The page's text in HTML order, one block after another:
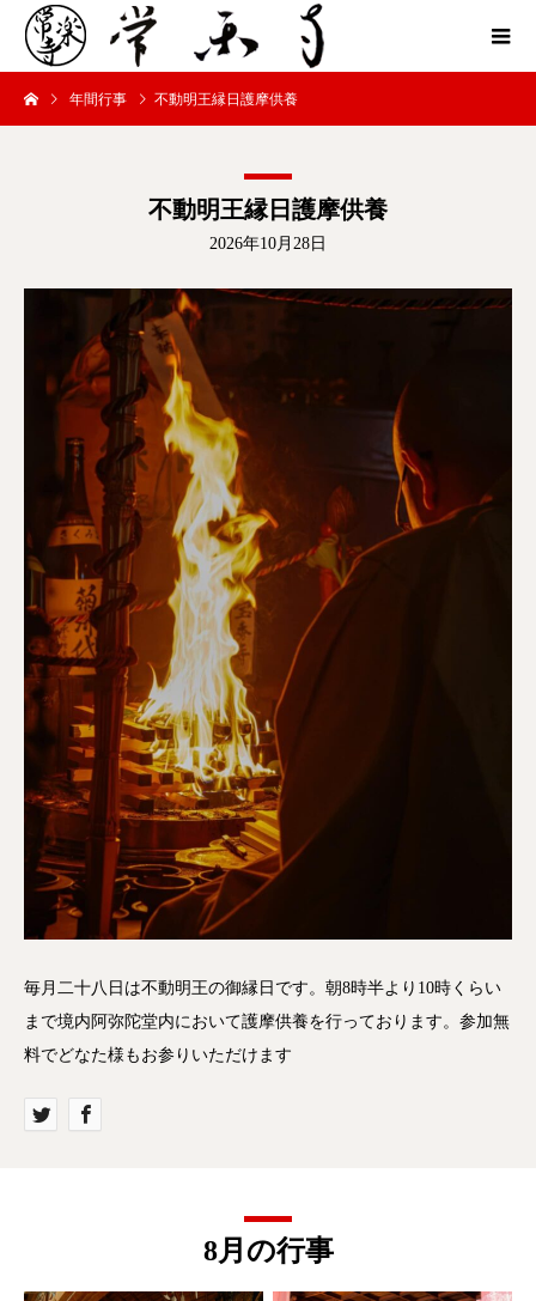
年間行事 不動明王縁日護摩供養
不動明王縁日護摩供養
2026年10月28日
毎月二十八日は不動明王の御縁日です。朝8時半より10時くらい
まで境内阿弥陀堂内において護摩供養を行っております。参加無
料でどなた様もお参りいただけます
8月の行事